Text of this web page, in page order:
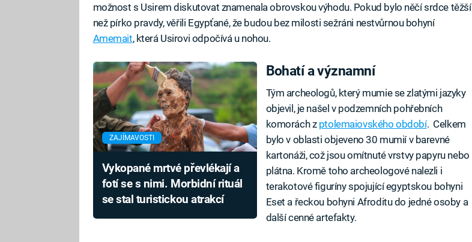
možnost s Usirem diskutovat znamenala obrovskou výhodu. Pokud bylo něčí srdce těžší
než pírko pravdy, věřili Egypťané, že budou bez milosti sežráni nestvůrnou bohyní
Amemait, která Usirovi odpočívá u nohou.
ZAJÍMAVOSTI
Vykopané mrtvé převlékají a
fotí se s nimi. Morbidní rituál
se stal turistickou atrakcí
Bohatí a významní
Tým archeologů, který mumie se zlatými jazyky
objevil, je našel v podzemních pohřebních
komorách z ptolemaiovského období. Celkem
bylo v oblasti objeveno 30 mumií v barevné
kartonáži, což jsou omítnuté vrstvy papyru nebo
plátna. Kromě toho archeologové nalezli i
terakotové figuríny spojující egyptskou bohyni
Eset a řeckou bohyni Afroditu do jedné osoby a
další cenné artefakty.